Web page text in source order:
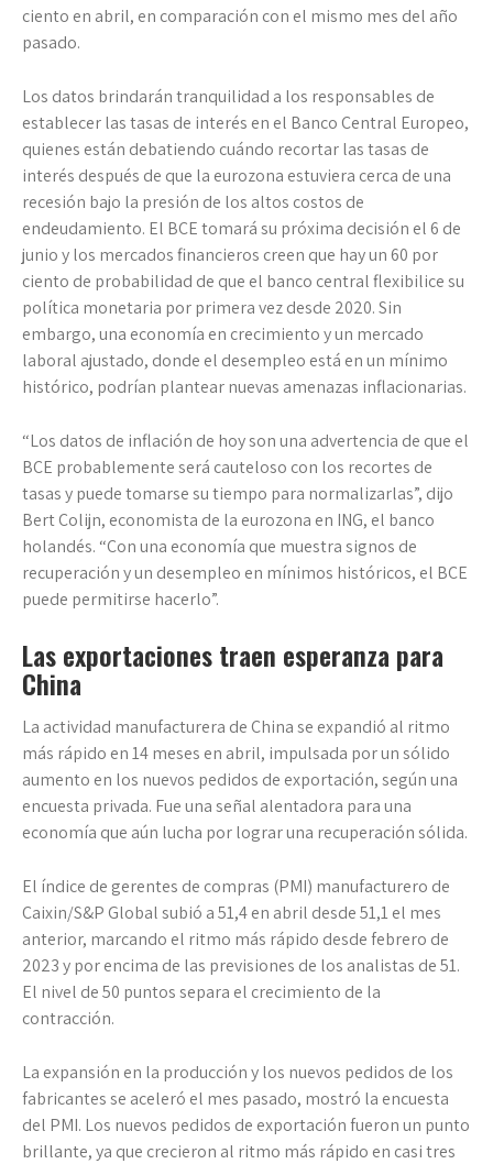
ciento en abril, en comparación con el mismo mes del año
pasado.
Los datos brindarán tranquilidad a los responsables de
establecer las tasas de interés en el Banco Central Europeo,
quienes están debatiendo cuándo recortar las tasas de
interés después de que la eurozona estuviera cerca de una
recesión bajo la presión de los altos costos de
endeudamiento. El BCE tomará su próxima decisión el 6 de
junio y los mercados financieros creen que hay un 60 por
ciento de probabilidad de que el banco central flexibilice su
política monetaria por primera vez desde 2020. Sin
embargo, una economía en crecimiento y un mercado
laboral ajustado, donde el desempleo está en un mínimo
histórico, podrían plantear nuevas amenazas inflacionarias.
“Los datos de inflación de hoy son una advertencia de que el
BCE probablemente será cauteloso con los recortes de
tasas y puede tomarse su tiempo para normalizarlas”, dijo
Bert Colijn, economista de la eurozona en ING, el banco
holandés. “Con una economía que muestra signos de
recuperación y un desempleo en mínimos históricos, el BCE
puede permitirse hacerlo”.
Las exportaciones traen esperanza para
China
La actividad manufacturera de China se expandió al ritmo
más rápido en 14 meses en abril, impulsada por un sólido
aumento en los nuevos pedidos de exportación, según una
encuesta privada. Fue una señal alentadora para una
economía que aún lucha por lograr una recuperación sólida.
El índice de gerentes de compras (PMI) manufacturero de
Caixin/S&P Global subió a 51,4 en abril desde 51,1 el mes
anterior, marcando el ritmo más rápido desde febrero de
2023 y por encima de las previsiones de los analistas de 51.
El nivel de 50 puntos separa el crecimiento de la
contracción.
La expansión en la producción y los nuevos pedidos de los
fabricantes se aceleró el mes pasado, mostró la encuesta
del PMI. Los nuevos pedidos de exportación fueron un punto
brillante, ya que crecieron al ritmo más rápido en casi tres